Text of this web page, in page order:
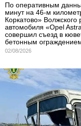
По оперативным
минут на 46-м
Коркатово»
автомобиля «Opel
совершил съезд в
бетонным
02/08/2026